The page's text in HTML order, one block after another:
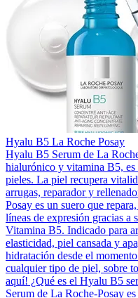
Hyalu B5 La Roche Posay
Hyalu B5 Serum de La
hialurónico y vitamina B5, es
pieles. La piel recupera
arrugas, reparador y
Posay es un suero que
líneas de expresión gracias
Vitamina B5. Indicado para
elasticidad, piel cansada y
hidratación desde el
cualquier tipo de piel, sobre
aquí! ¿Qué es el Hyalu B5
Serum de La Roche-Posay